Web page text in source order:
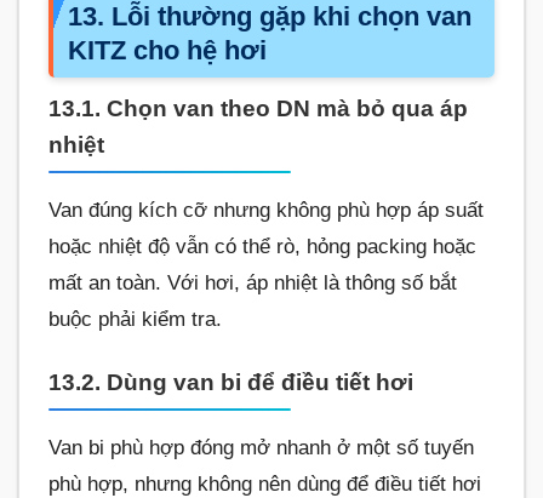
13. Lỗi thường gặp khi chọn van
KITZ cho hệ hơi
13.1. Chọn van theo DN mà bỏ qua áp
nhiệt
Van đúng kích cỡ nhưng không phù hợp áp suất
hoặc nhiệt độ vẫn có thể rò, hỏng packing hoặc
mất an toàn. Với hơi, áp nhiệt là thông số bắt
buộc phải kiểm tra.
13.2. Dùng van bi để điều tiết hơi
Van bi phù hợp đóng mở nhanh ở một số tuyến
phù hợp, nhưng không nên dùng để điều tiết hơi